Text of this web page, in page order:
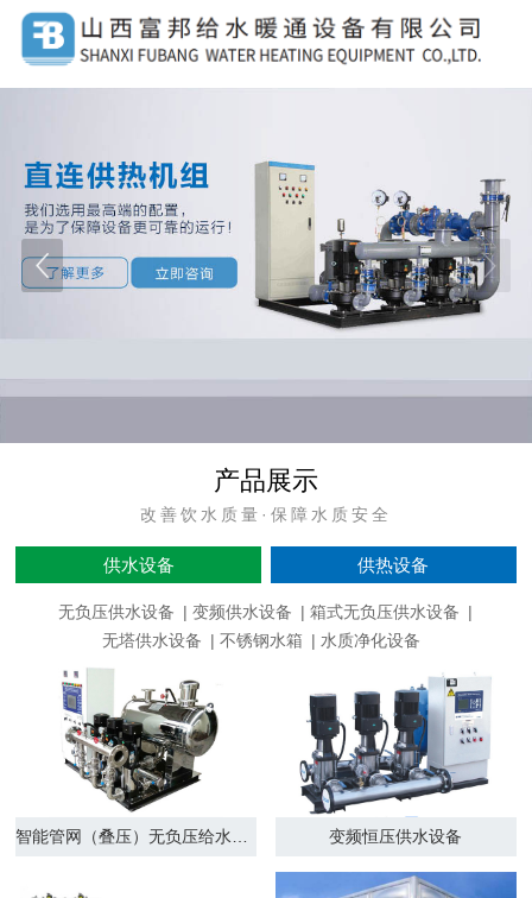
产品展示
改善饮水质量·保障水质安全
供水设备 供热设备
无负压供水设备 变频供水设备
箱式无负压供水设备
无塔供水设备
不锈钢水箱 水质净化设备
变频恒压供水设备